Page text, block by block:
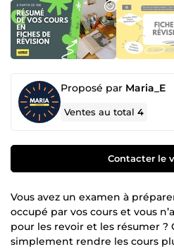
Proposé par Maria_E
Ventes au total4
Contacter le
Vous avez un examen à
occupé par vos cours et vous
pour les revoir et les résumer ?
simplement rendre les cours